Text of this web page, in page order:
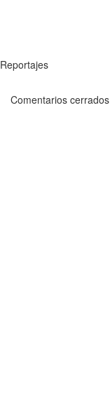
Reportajes
Comentarios cerrados